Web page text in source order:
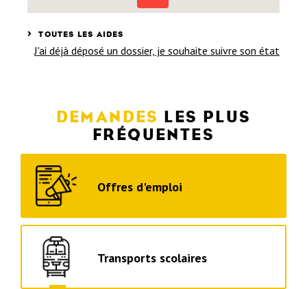
TOUTES LES AIDES
J'ai déjà déposé un dossier, je souhaite suivre son état
DEMANDES LES PLUS
FRÉQUENTES
Offres d'emploi
Transports scolaires